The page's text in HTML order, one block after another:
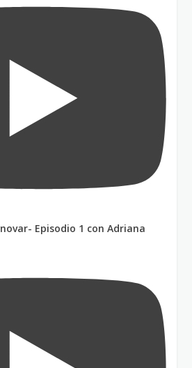
Episodio 1 con Adriana